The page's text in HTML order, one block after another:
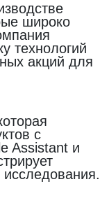
широко
технологий
акций для
с
Assistant и